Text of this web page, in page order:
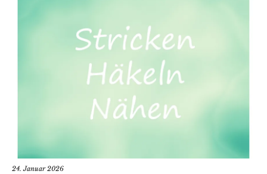
24. Januar 2026